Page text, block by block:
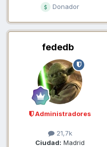
Donador
fededb
Administradores
21,7k
Ciudad: Madrid